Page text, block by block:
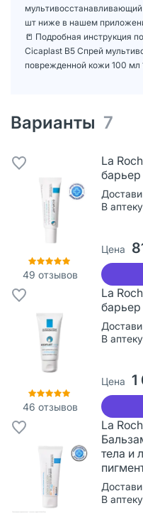
шт ниже в нашем
📒 Подробная инструкция
Cicaplast B5 Спрей
поврежденной кожи 100 мл
Варианты 7
49 отзывов
La
барьер
В
Цена
46 отзывов
La
В
Цена 1
La
тела и
В